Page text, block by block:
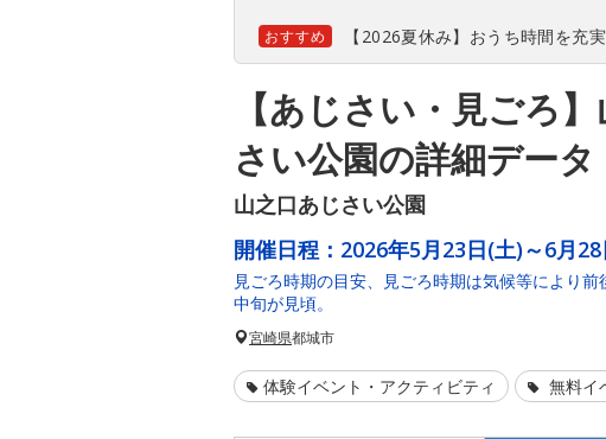
おすすめ 【2026夏休み】おうち時間を充
【あじさい・見ごろ
さい公園の詳細データ
山之口あじさい公園
開催日程： 2026年5月23日(土)～6月
見ごろ時期の目安、見ごろ時期は気候等により
中旬が見頃。
宮崎県都城市
体験イベント・アクティビティ 無料イ